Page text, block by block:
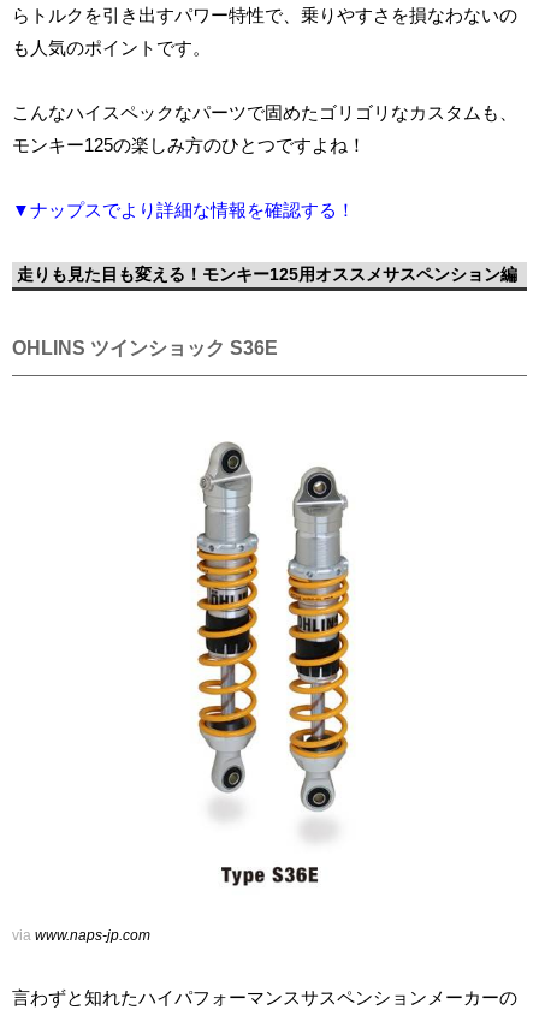
らトルクを引き出すパワー特性で、乗りやすさを損なわないの
も人気のポイントです。
こんなハイスペックなパーツで固めたゴリゴリなカスタムも、
モンキー125の楽しみ方のひとつですよね！
▼ナップスでより詳細な情報を確認する！
走りも見た目も変える！モンキー125用オススメサスペンション編
OHLINS ツインショック S36E
via www.naps-jp.com
言わずと知れたハイパフォーマンスサスペンションメーカーの